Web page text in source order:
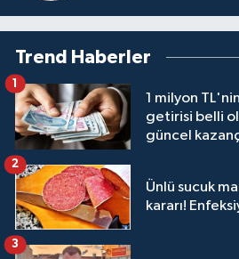
Trend Haberler
1 milyon
getirisi belli
güncel
1
Ünlü sucuk
kararı!
2
3